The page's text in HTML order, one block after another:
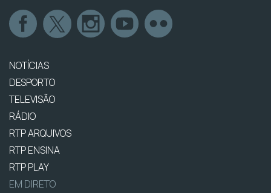
NOTÍCIAS
DESPORTO
TELEVISÃO
RÁDIO
RTP ARQUIVOS
RTP ENSINA
RTP PLAY
EM DIRETO